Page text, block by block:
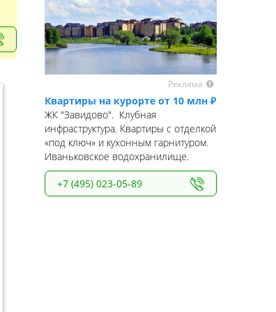
Реклама
Квартиры на курорте от 10 млн ₽
ЖК "Завидово". Клубная
инфраструктура. Квартиры с отделкой
«под ключ» и кухонным гарнитуром.
Иваньковское водохранилище.
+7 (495) 023-05-89